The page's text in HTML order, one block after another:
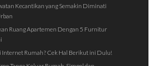
Kecantikan yang Semakin Diminati
Ruang Apartemen Dengan 5 Furnitur
Internet Rumah? Cek Hal Berikut ini Dulu!